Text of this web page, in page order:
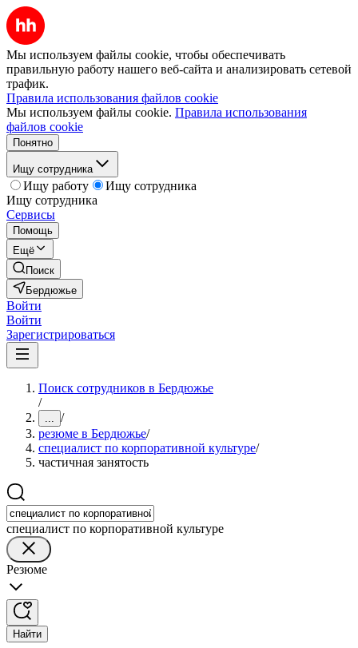
Мы используем файлы cookie, чтобы обеспечивать
правильную работу нашего веб-сайта и анализировать сетевой
трафик.
Правила использования файлов cookie
Мы используем файлы cookie. Правила использования
файлов cookie
Понятно
Ищу сотрудника
Ищу работу
Ищу сотрудника
Ищу сотрудника
Сервисы
Помощь
Ещё
Поиск
Бердюжье
Войти
Войти
Зарегистрироваться
Поиск сотрудников в Бердюжье
/
... /
резюме в Бердюжье/
специалист по корпоративной культуре/
частичная занятость
специалист по корпоративной культуре
Резюме
Найти